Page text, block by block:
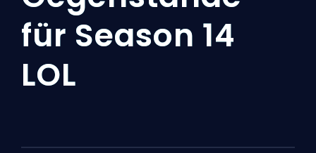
für Season 14
LOL